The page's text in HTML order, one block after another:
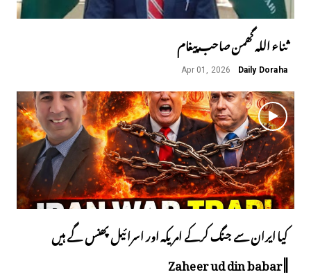
ثناء اللہ گھمن صاحب پیغام
Daily Doraha
Apr 01, 2026
کیا ایران سے جنگ کرکے امریکہ اور اسرائیل پھنس گے ہیں
||Zaheer ud din babar